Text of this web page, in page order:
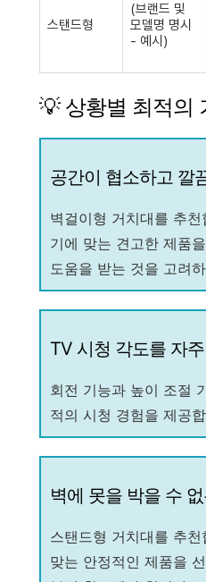
스탠드형
(브랜드 및
모델명 명시
- 예시)
💡 상황별 최적의
공간이 협소하고 깔
벽걸이형 거치대를 추
기에 맞는 견고한 제품
도움을 받는 것을 고려
TV 시청 각도를 자
회전 기능과 높이 조절
적의 시청 경험을 제공
벽에 못을 박을 수
스탠드형 거치대를 추
맞는 안정적인 제품을